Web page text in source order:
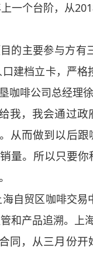
一个台阶，从
主要参与方有
建档立卡，严
咖啡公司总经理徐
我，我会通过政
从而做到以后
量。所以只要
贸区咖啡交易
和产品追溯。上
同，从三月份